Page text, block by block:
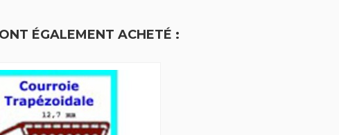
ÉGALEMENT ACHETÉ :